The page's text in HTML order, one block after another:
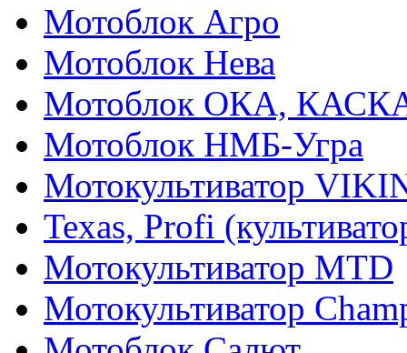
Мотоблок Агро
Мотоблок Нева
Мотоблок ОКА,
Мотоблок НМБ-Угра
Мотокультиватор
Texas, Profi
Мотокультиватор MTD
Мотокультиватор